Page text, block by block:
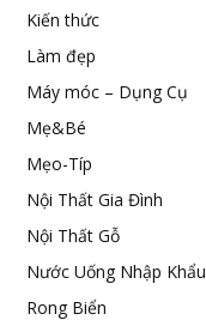
Kiến thức
Làm đẹp
Máy móc – Dụng Cụ
Mẹ&Bé
Mẹo-Típ
Nội Thất Gia Đình
Nội Thất Gỗ
Nước Uống Nhập Khẩu
Rong Biển